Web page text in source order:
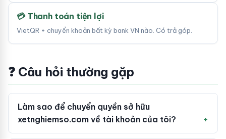
💳 Thanh toán tiện lợi
VietQR + chuyển khoản bất kỳ bank VN nào. Có trả góp.
❓ Câu hỏi thường gặp
Làm sao để chuyển quyền sở hữu
xetnghiemso.com về tài khoản của tôi?